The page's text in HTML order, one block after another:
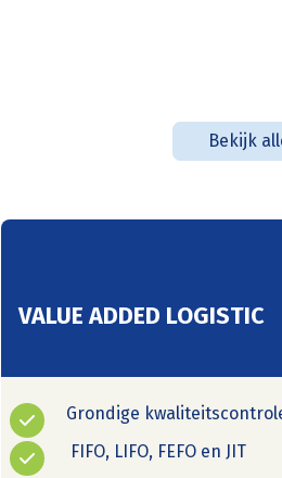
Bekijk
VALUE ADDED LOGISTIC
Grondige
FIFO, LIFO, FEFO en JIT